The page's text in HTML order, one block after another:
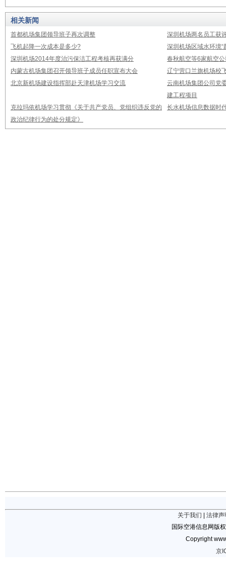
相关新闻
首都机场集团领导班子再次调整
深圳机场两名员工获
飞机起降一次成本是多少?
深圳机场区域水环境“
深圳机场2014年度治污保洁工程考核再获满分
春秋航空等6家航空
内蒙古机场集团召开领导班子成员任职宣布大会
辽宁营口兰旗机场校
北京新机场建设指挥部赴天津机场学习交流
云南机场集团公司党
建工程项目
克拉玛依机场学习贯彻《关于共产党员、党组织违反党的
政治纪律行为的处分规定》
长水机场信息数据时
关于我们
法律声
国际空港信息网版
Copyright
京